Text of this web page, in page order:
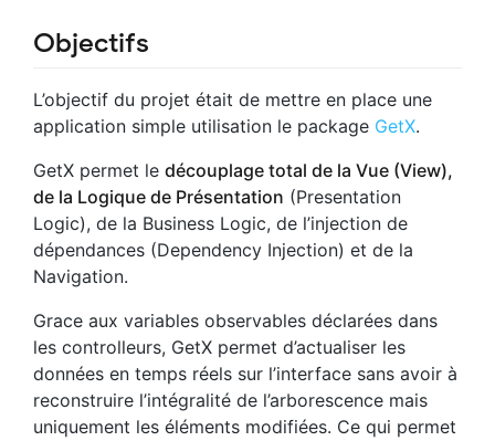
Objectifs
L’objectif du projet était de mettre en place une
application simple utilisation le package GetX.
GetX permet le découplage total de la Vue (View),
de la Logique de Présentation (Presentation
Logic), de la Business Logic, de l’injection de
dépendances (Dependency Injection) et de la
Navigation.
Grace aux variables observables déclarées dans
les controlleurs, GetX permet d’actualiser les
données en temps réels sur l’interface sans avoir à
reconstruire l’intégralité de l’arborescence mais
uniquement les éléments modifiées. Ce qui permet